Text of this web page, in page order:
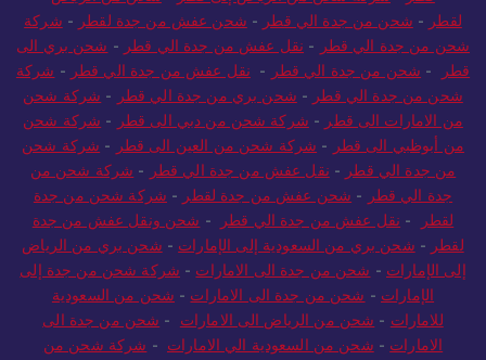
قطر- شركة شحن من الرياض إلى قطر-
شحن من الرياض
لقطر- شحن من جدة الي قطر- شحن عفش من جدة لقطر-
شركة
شحن من جدة الي قطر- نقل عفش من جدة الي قطر-
شحن بري الى
قطر- شحن من جدة الي قطر- نقل عفش من جدة الي قطر-
شركة
شحن من جدة الي قطر- شحن بري من جدة الي قطر-
شركة شحن
من الامارات الى قطر- شركة شحن من دبي الى قطر-
شركة شحن
من أبوظبي الى قطر- شركة شحن من العين الى قطر-
شركة شحن
من جدة الي قطر- نقل عفش من جدة الي قطر-
شركة شحن من
جدة الي قطر- شحن عفش من جدة لقطر-
شركة شحن من جدة
لقطر- نقل عفش من جدة الي قطر- شحن ونقل عفش من جدة
لقطر-شحن بري من السعودية إلى الإمارات
شحن بري من الرياض
إلى الإمارات
شحن من جدة الى الامارات
شركة شحن من جدة إلى
الإمارات
شحن من جدة الى الامارات
شحن من السعودية
للامارات
شحن من الرياض الى الامارات
شحن من جدة الى